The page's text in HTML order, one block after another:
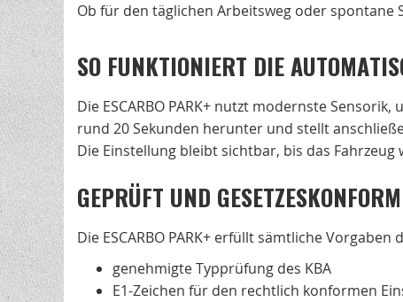
Ob für den täglichen Arbeitsweg oder spontane
SO FUNKTIONIERT DIE
Die ESCARBO PARK+ nutzt modernste
rund 20 Sekunden herunter und stellt
Die Einstellung bleibt sichtbar, bis das
GEPRÜFT UND GESETZESKONFORM
Die ESCARBO PARK+ erfüllt sämtliche
genehmigte Typprüfung des KBA
E1-Zeichen für den rechtlich konformen